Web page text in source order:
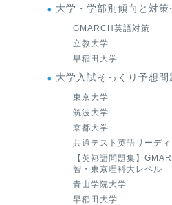
大学・学部別傾向と対策
GMARCH英語対策
立教大学
早稲田大学
大学入試そっくり予想問
東京大学
筑波大学
京都大学
共通テスト英語リーデ
【英熟語問題集】
智・東京理科大レベル
青山学院大学
早稲田大学